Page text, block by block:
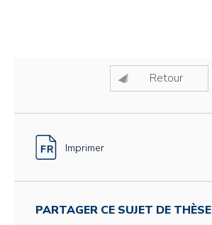
Retour
Imprimer
PARTAGER CE SUJET DE THÈSE